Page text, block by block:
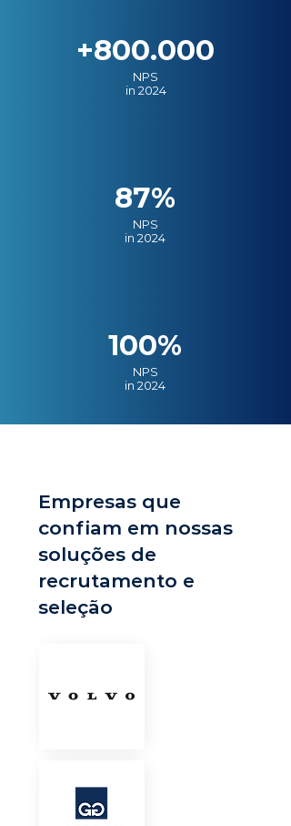
+800.000
NPS
in 2024
87%
NPS
in 2024
100%
NPS
in 2024
Empresas que
confiam em nossas
soluções de
recrutamento e
seleção